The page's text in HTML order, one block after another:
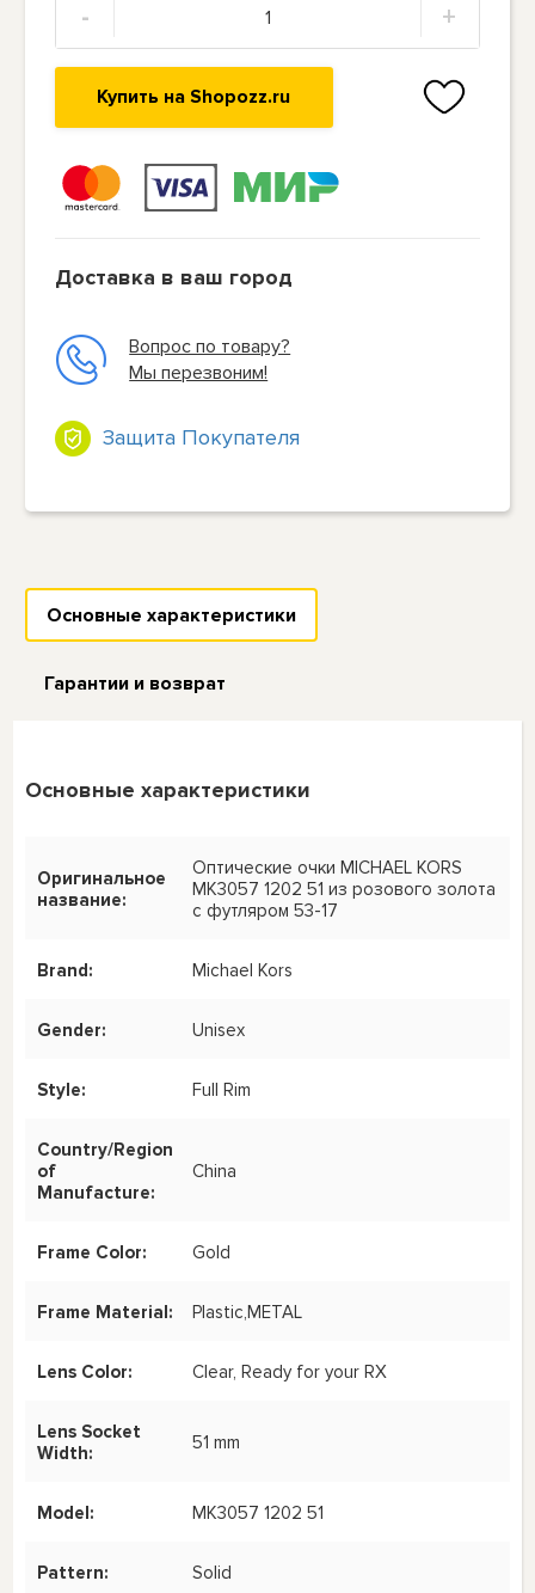
- +
Купить на Shopozz.ru
Доставка в ваш город
Вопрос по товару?
Мы перезвоним!
Защита Покупателя
Основные характеристики
Гарантии и возврат
Основные характеристики
Оригинальное
название:
Оптические очки MICHAEL KORS
MK3057 1202 51 из розового золота
с футляром 53-17
Brand: Michael Kors
Gender: Unisex
Style: Full Rim
Country/Region
of
Manufacture:
China
Frame Color: Gold
Frame Material: Plastic,METAL
Lens Color: Clear, Ready for your RX
Lens Socket
Width:
51 mm
Model: MK3057 1202 51
Pattern: Solid